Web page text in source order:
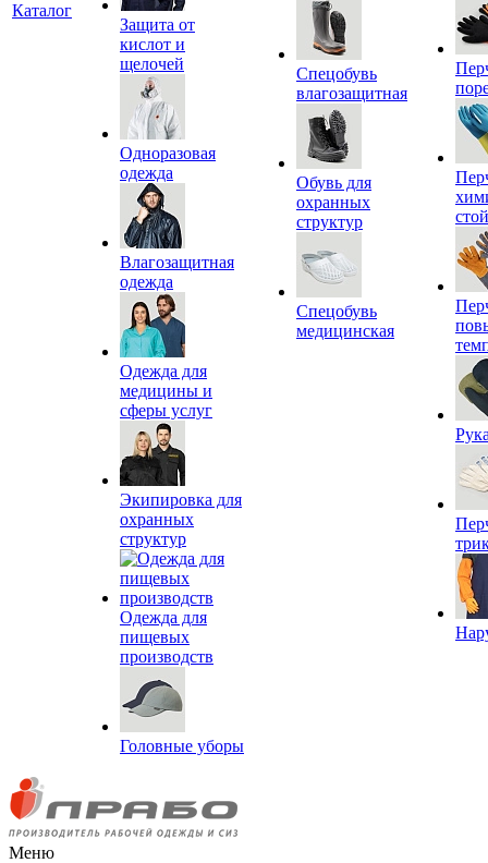
Каталог
Защита от
кислот и
щелочей
Одноразовая
одежда
Влагозащитная
одежда
Одежда для
медицины и
сферы услуг
Экипировка для
охранных
структур
Одежда для
пищевых
производств
Головные уборы
Спецобувь
влагозащитная
Обувь для
охранных
структур
Спецобувь
медицинская
Меню